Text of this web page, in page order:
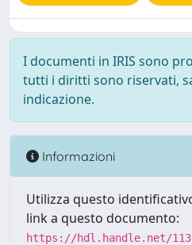
I documenti in IRIS sono
tutti i diritti sono riservati,
indicazione.
Informazioni
Utilizza questo
link a questo documento:
https://hdl.handle.net/